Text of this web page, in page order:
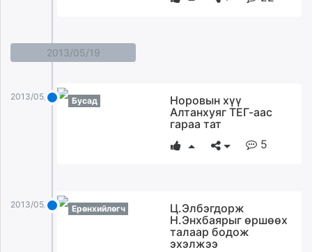
2013/05/19
2013/05/19 Бусад
Норовын хүү
Алтанхуяг ТЕГ-аас
гараа тат
5
2013/05/19 Ерөнхийлөгч
Ц.Элбэгдорж
Н.Энхбаярыг өршөөх
талаар бодож
эхэлжээ